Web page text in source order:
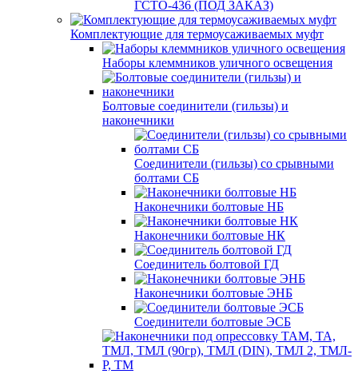
ГСТО-436 (ПОД ЗАКАЗ)
Комплектующие для термоусаживаемых муфт
Наборы клеммников уличного освещения
Болтовые соединители (гильзы) и
наконечники
Соединители (гильзы) со срывными
болтами СБ
Наконечники болтовые НБ
Наконечники болтовые НК
Соединитель болтовой ГД
Наконечники болтовые ЭНБ
Соединители болтовые ЭСБ